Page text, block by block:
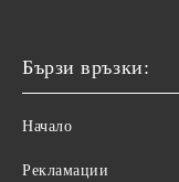
Бързи връзки:
Начало
Рекламации